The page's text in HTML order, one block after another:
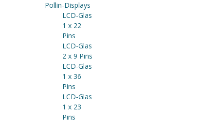
Pollin-Displays
LCD-Glas
1 x 22
Pins
LCD-Glas
2 x 9 Pins
LCD-Glas
1 x 36
Pins
LCD-Glas
1 x 23
Pins